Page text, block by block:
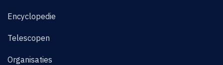
Encyclopedie
Telescopen
Organisaties